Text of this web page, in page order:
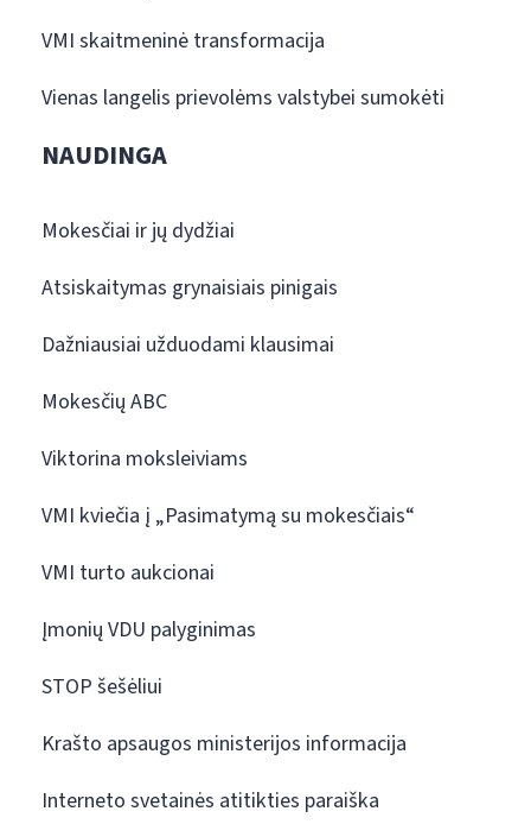
VMI skaitmeninė transformacija
Vienas langelis prievolėms valstybei sumokėti
NAUDINGA
Mokesčiai ir jų dydžiai
Atsiskaitymas grynaisiais pinigais
Dažniausiai užduodami klausimai
Mokesčių ABC
Viktorina moksleiviams
VMI kviečia į „Pasimatymą su mokesčiais“
VMI turto aukcionai
Įmonių VDU palyginimas
STOP šešėliui
Krašto apsaugos ministerijos informacija
Interneto svetainės atitikties paraiška